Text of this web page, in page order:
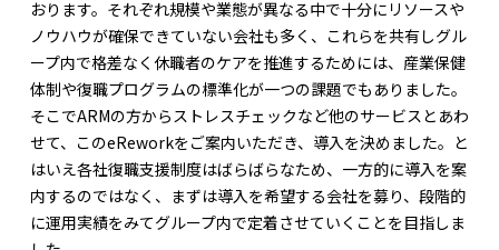
おります。それぞれ規模や業態が異なる中で十分にリソースや
ノウハウが確保できていない会社も多く、これらを共有しグル
ープ内で格差なく休職者のケアを推進するためには、産業保健
体制や復職プログラムの標準化が一つの課題でもありました。
そこでARMの方からストレスチェックなど他のサービスとあわ
せて、このeReworkをご案内いただき、導入を決めました。と
はいえ各社復職支援制度はばらばらなため、一方的に導入を案
内するのではなく、まずは導入を希望する会社を募り、段階的
に運用実績をみてグループ内で定着させていくことを目指しま